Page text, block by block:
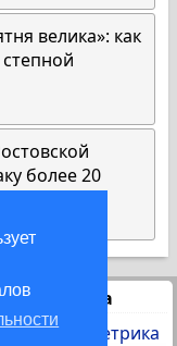
велика»: как
более 20